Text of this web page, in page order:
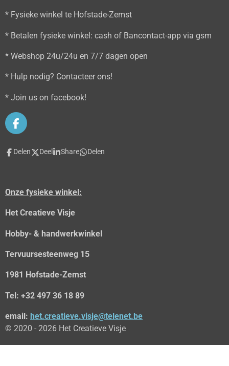
* Fysieke winkel te Hofstade-Zemst
* Betalen fysieke winkel: cash of Bancontact-app via gsm
* Webshop 24u/24u en 7/7 dagen open
* Hulp nodig? Contacteer ons!
* Join us on facebook!
F
a
c
e
k
Delen Deel Share Delen
Onze fysieke winkel:
Het Creatieve Visje
Hobby- & handwerkwinkel
Tervuursesteenweg 15
1981 Hofstade-Zemst
Tel: +32 497 36 18 89
email: het.creatieve.visje@telenet.be
© 2020 - 2026 Het Creatieve Visje